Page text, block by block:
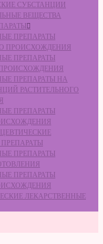
СУБСТАНЦИИ
ВЕЩЕСТВА
ПРЕПАРАТЫ
ПРОИСХОЖДЕНИЯ
ПРЕПАРАТЫ
ПРЕПАРАТЫ НА
РАСТИТЕЛЬНОГО
ПРЕПАРАТЫ
ПРЕПАРАТЫ
ПРЕПАРАТЫ
ЛЕКАРСТВЕННЫЕ